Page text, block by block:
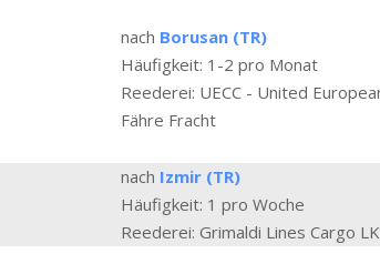
nach Borusan (TR)
Häufigkeit: 1-2 pro Monat
Reederei: UECC - United
Fähre Fracht
nach Izmir (TR)
Häufigkeit: 1 pro Woche
Reederei: Grimaldi Lines Cargo